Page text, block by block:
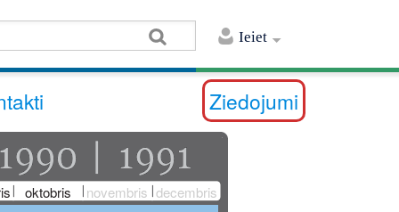
Ieiet
Ziedojumi
oktobris novembris decembris